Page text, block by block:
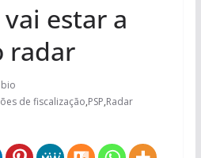
estar a
radar
de fiscalização,PSP,Radar